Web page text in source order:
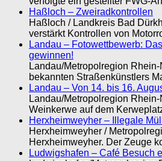
Haßloch – Zweiradkontrollen
Haßloch / Landkreis Bad
verstärkt Kontrollen von
Landau – Fotowettbewerb:
gewinnen!
Landau/Metropolregion
bekannten Straßenkünstlers
Landau – Von 14. bis 16.
Landau/Metropolregion
Weinkerwe auf dem
Herxheimweyher – Illegale
Herxheimweyher /
Herxheimweyher. Der Zeuge
Ludwigshafen – Café Besuch